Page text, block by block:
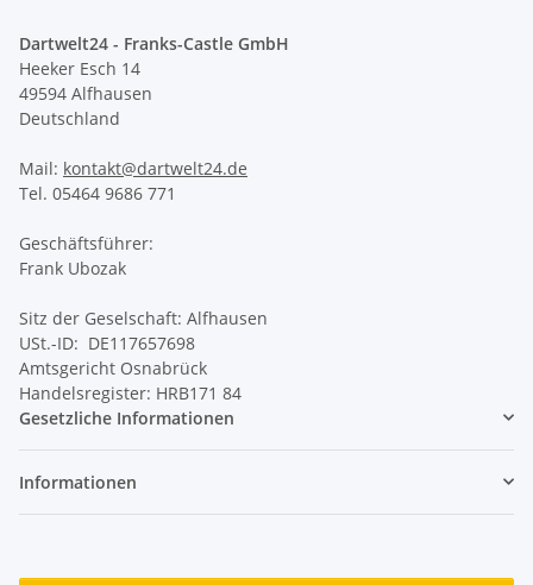
Dartwelt24 - Franks-Castle GmbH
Heeker Esch 14
49594 Alfhausen
Deutschland
Mail: kontakt@dartwelt24.de
Tel. 05464 9686 771
Geschäftsführer:
Frank Ubozak
Sitz der Geselschaft: Alfhausen
USt.-ID: DE117657698
Amtsgericht Osnabrück
Handelsregister: HRB171 84
Gesetzliche Informationen
Informationen